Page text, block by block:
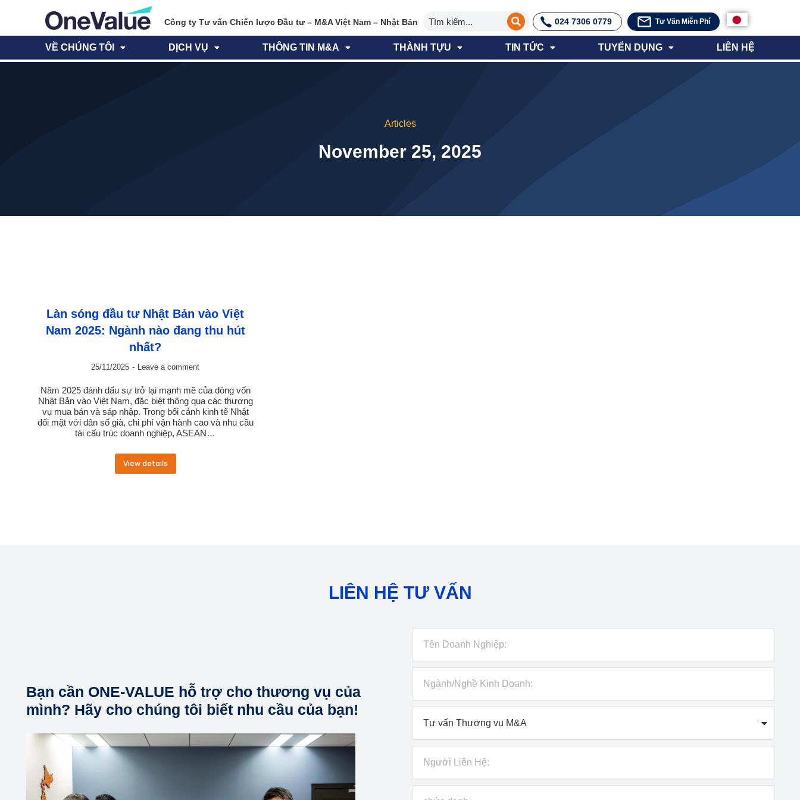
Công ty Tư vấn Chiến lược Đầu tư – M&A Việt Nam – Nhật Bản 024 7306 0779 Tư Vấn Miễn Phí
VỀ CHÚNG TÔI DỊCH VỤ THÔNG TIN M&A THÀNH TỰU TIN TỨC TUYỂN DỤNG LIÊN HỆ
Articles
November 25, 2025
Làn sóng đầu tư Nhật Bản vào Việt
Nam 2025: Ngành nào đang thu hút
nhất?
25/11/2025 Leave a comment
Năm 2025 đánh dấu sự trở lại mạnh mẽ của dòng vốn
Nhật Bản vào Việt Nam, đặc biệt thông qua các thương
vụ mua bán và sáp nhập. Trong bối cảnh kinh tế Nhật
đối mặt với dân số già, chi phí vận hành cao và nhu cầu
tái cấu trúc doanh nghiệp, ASEAN…
View details
LIÊN HỆ TƯ VẤN
Bạn cần ONE-VALUE hỗ trợ cho thương vụ của
mình? Hãy cho chúng tôi biết nhu cầu của bạn!